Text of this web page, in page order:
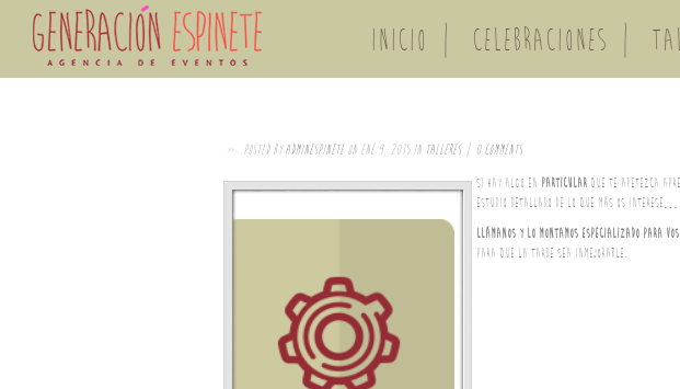
INICIO CELEBRACIONES
» Posted byadminespineteon Ene 9, 2015 in TALLERES | 0 comments
Si hay algo en particular que te apetezca
estudio detallado de lo que más os interese…
Llámanos y lo montamos especializado para
para que la tarde sea inmejorable.